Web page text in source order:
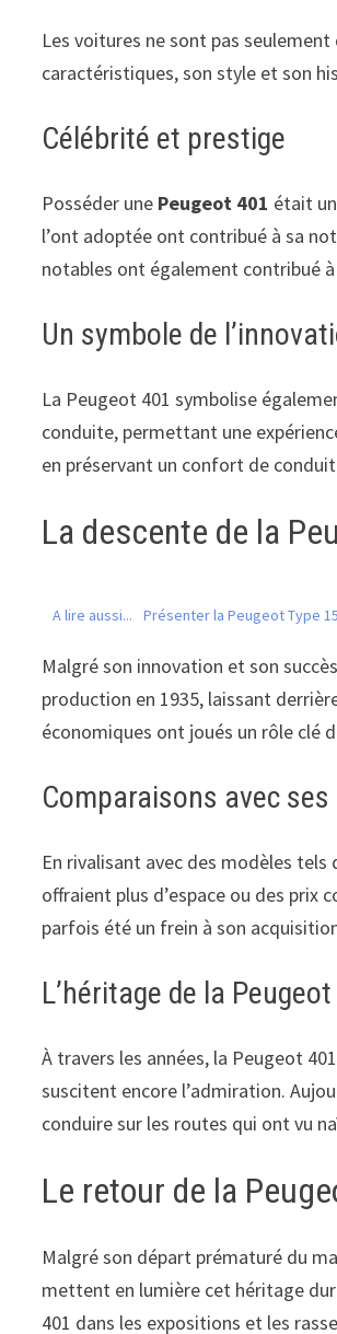
Les voitures ne sont pas
caractéristiques, son style et son
Célébrité et prestige
Posséder une Peugeot 401 était
l’ont adoptée ont contribué à sa
notables ont également contribué
Un symbole de
La Peugeot 401 symbolise
conduite, permettant une
en préservant un confort de
La descente de la
A lire aussi... Présenter la Peugeot Type
Malgré son innovation et son
production en 1935, laissant
économiques ont joués un rôle clé
Comparaisons avec
En rivalisant avec des modèles
offraient plus d’espace ou des prix
parfois été un frein à son
L’héritage de la Peugeot
À travers les années, la Peugeot
suscitent encore l’admiration.
conduire sur les routes qui ont vu
Le retour de la
Malgré son départ prématuré du
mettent en lumière cet héritage dur
401 dans les expositions et les